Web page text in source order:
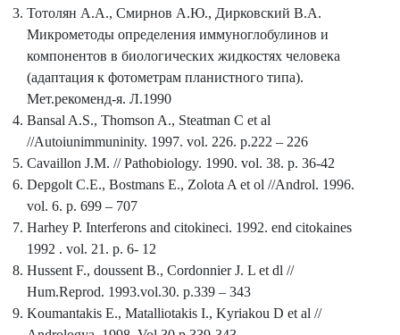
Тотолян А.А., Смирнов А.Ю., Дирковский В.А.
Микрометоды определения иммуноглобулинов и
компонентов в биологических жидкостях человека
(адаптация к фотометрам планистного типа).
Мет.рекоменд-я. Л.1990
Bansal A.S., Thomson A., Steatman C et al
//Autoiunimmuninity. 1997. vol. 226. p.222 – 226
Cavaillon J.M. // Pathobiology. 1990. vol. 38. p. 36-42
Depgolt C.E., Bostmans E., Zolota A et ol //Androl. 1996.
vol. 6. p. 699 – 707
Harhey P. Interferons and citokineci. 1992. end citokaines
1992 . vol. 21. p. 6- 12
Hussent F., doussent B., Cordonnier J. L et dl //
Hum.Reprod. 1993.vol.30. p.339 – 343
Koumantakis E., Matalliotakis I., Kyriakou D et al //